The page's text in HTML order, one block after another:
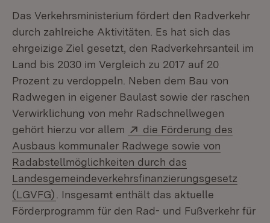
Das Verkehrsministerium fördert den Radverkehr
durch zahlreiche Aktivitäten. Es hat sich das
ehrgeizige Ziel gesetzt, den Radverkehrsanteil im
Land bis 2030 im Vergleich zu 2017 auf 20
Prozent zu verdoppeln. Neben dem Bau von
Radwegen in eigener Baulast sowie der raschen
Verwirklichung von mehr Radschnellwegen
gehört hierzu vor allem
Extern:
die Förderung des
Ausbaus kommunaler Radwege sowie von
Radabstellmöglichkeiten durch das
Landesgemeindeverkehrsfinanzierungsgesetz
(LGVFG) (Öffnet in neuem Fenster)
. Insgesamt enthält das aktuelle
Förderprogramm für den Rad- und Fußverkehr für